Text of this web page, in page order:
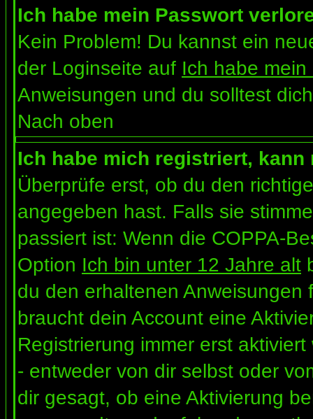
Ich habe mein Passwort
Kein Problem! Du kannst ein
der Loginseite auf Ich habe
Anweisungen und du solltest
Nach oben
Ich habe mich registriert,
Überprüfe erst, ob du den
angegeben hast. Falls sie
passiert ist: Wenn die COPPA-
Option Ich bin unter 12 Jahre alt
du den erhaltenen
braucht dein Account eine
Registrierung immer erst
- entweder von dir selbst oder
dir gesagt, ob eine Aktivierung